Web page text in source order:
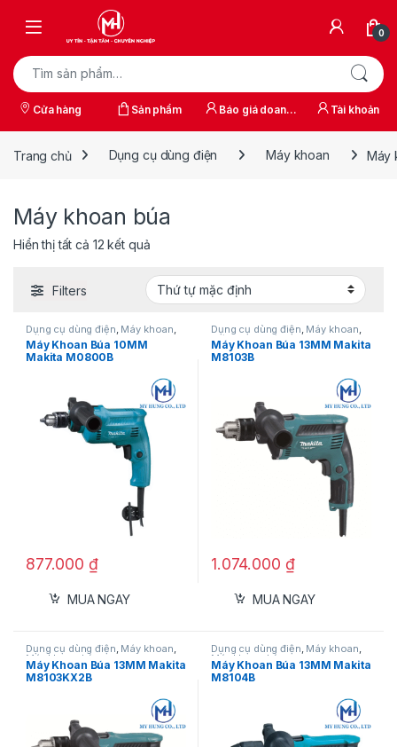
0
Tìm kiếm:
Cửa hàng Sản phẩm
Báo giá doanh
Tài khoản
Trang chủ Dụng cụ dùng điện Máy khoan Máy
Máy khoan búa
Hiển thị tất cả 12 kết quả
Filters
Dụng cụ dùng điện Máy khoan
Máy khoan búa
Máy Khoan Búa 10MM
Makita M0800B
877.000 ₫
MUA NGAY
Dụng cụ dùng điện Máy khoan
Máy khoan búa
Máy Khoan Búa 13MM Makita
M8103B
1.074.000 ₫
MUA NGAY
Dụng cụ dùng điện, Máy khoan,
Máy khoan búa
Máy Khoan Búa 13MM Makita
M8103KX2B
Dụng cụ dùng điện, Máy khoan,
Máy khoan búa
Máy Khoan Búa 13MM Makita
M8104B